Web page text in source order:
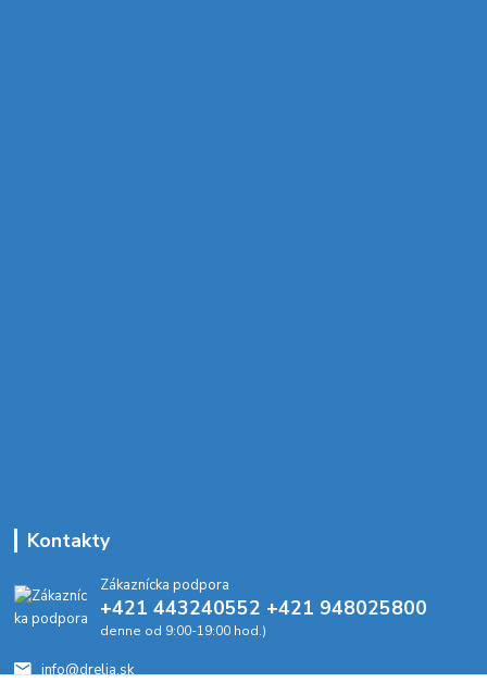
Kontakty
Zákaznícka podpora
+421 443240552 +421 948025800
denne od 9:00-19:00 hod.)
info@drelia.sk